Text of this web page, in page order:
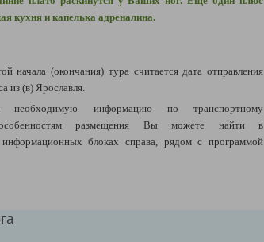
кухня и капелька адреналина.
начала (окончания) тура считается дата отправления
из (в) Ярославля.
необходимую информацию по транспортному
размещения Вы можете найти в
блоках справа, рядом с программой